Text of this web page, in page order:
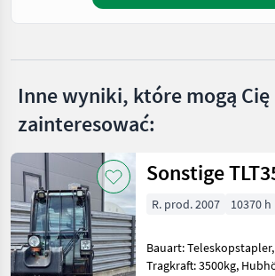
Inne wyniki, które mogą Cię
zainteresować:
Sonstige
R. prod. 2007 10370 h
Bauart: Teleskopstapler,
Tragkraft: 3500kg, Hubhöhe: